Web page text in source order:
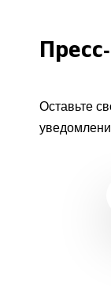
Оставьте